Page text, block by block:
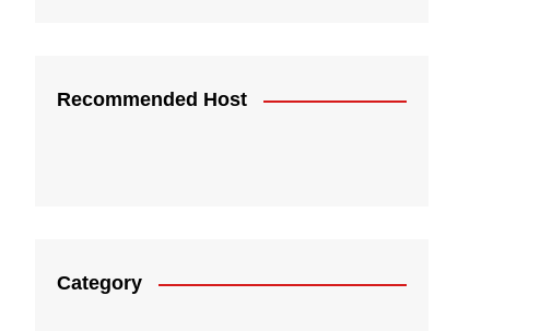
Recommended Host
Category